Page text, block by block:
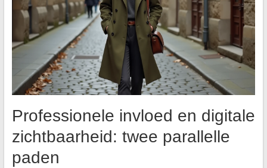
Professionele invloed en digitale
zichtbaarheid: twee parallelle
paden